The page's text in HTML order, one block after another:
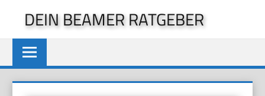
springen
DEIN BEAMER RATGEBER